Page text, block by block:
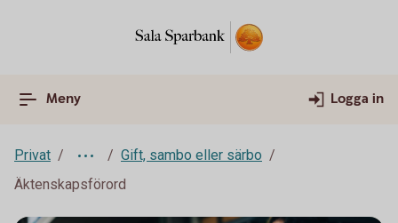
Meny Logga in
Privat
Gift, sambo eller särbo
Äktenskapsförord